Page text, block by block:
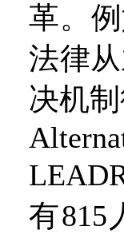
革。
法律
决机
有815